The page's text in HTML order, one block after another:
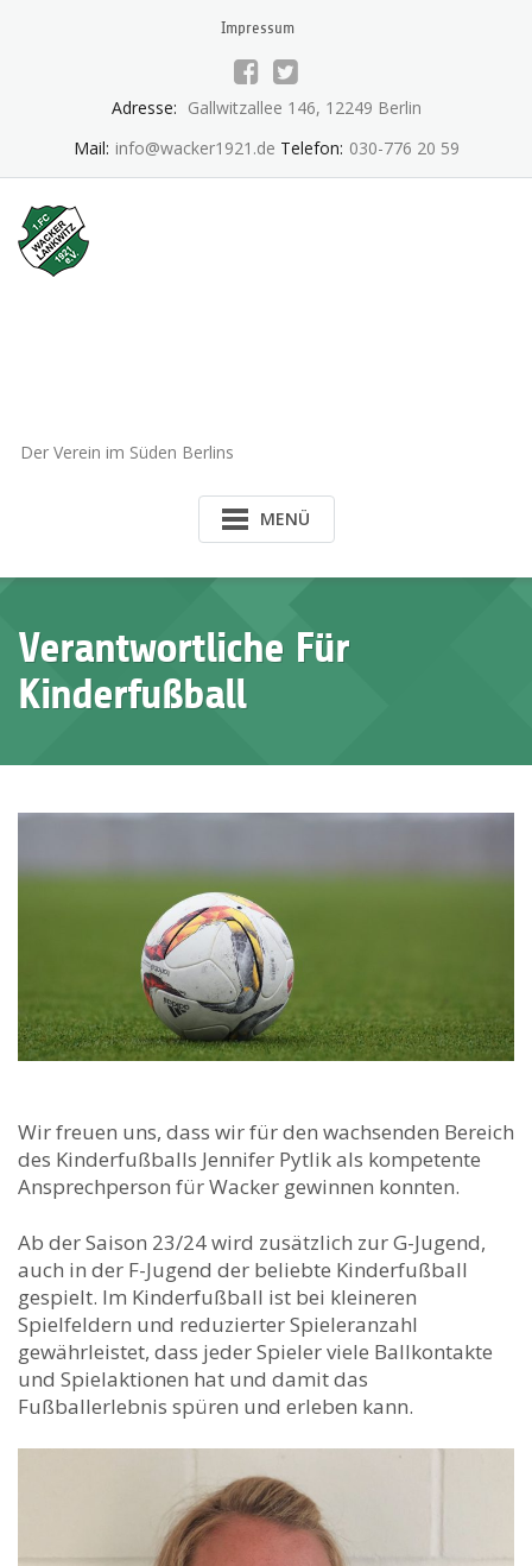
Impressum
Adresse: Gallwitzallee 146, 12249 Berlin
Mail: info@wacker1921.de Telefon: 030-776 20 59
Der Verein im Süden Berlins
MENÜ
Verantwortliche Für
Kinderfußball
Wir freuen uns, dass wir für den wachsenden Bereich
des Kinderfußballs Jennifer Pytlik als kompetente
Ansprechperson für Wacker gewinnen konnten.
Ab der Saison 23/24 wird zusätzlich zur G-Jugend,
auch in der F-Jugend der beliebte Kinderfußball
gespielt. Im Kinderfußball ist bei kleineren
Spielfeldern und reduzierter Spieleranzahl
gewährleistet, dass jeder Spieler viele Ballkontakte
und Spielaktionen hat und damit das
Fußballerlebnis spüren und erleben kann.